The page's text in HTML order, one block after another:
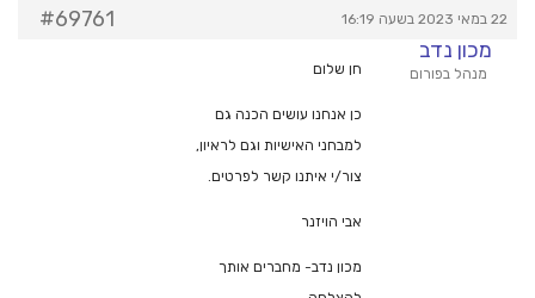
22 במאי 2023 בשעה 16:19
#69761
מכון נדב
מנהל בפורום חן שלום
כן אנחנו עושים הכנה גם
למבחני האישיות וגם לראיון,
צור/י איתנו קשר לפרטים.
אבי הויזנר
מכון נדב- מחברים אותך